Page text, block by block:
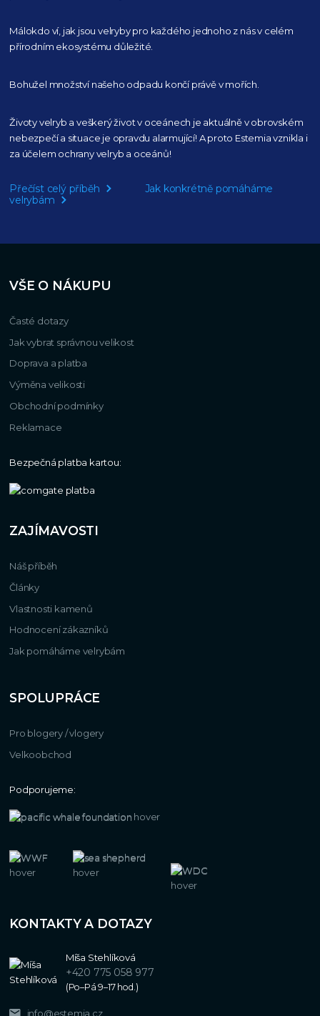
Málokdo ví, jak jsou velryby pro každého jednoho z nás v celém
přírodním ekosystému důležité.
Bohužel množství našeho odpadu končí právě v mořích.
Životy velryb a veškerý život v oceánech je aktuálněv obrovském
nebezpečí a situace je opravdu alarmující! A proto Estemia vznikla i
za účelem ochrany velryb a oceánů!
Přečíst celý příběh
Jak konkrétně pomáháme
velrybám
VŠE O NÁKUPU
Časté dotazy
Jak vybrat správnou velikost
Doprava a platba
Výměna velikosti
Obchodní podmínky
Reklamace
Bezpečná platba kartou:
ZAJÍMAVOSTI
Náš příběh
Články
Vlastnosti kamenů
Hodnocení zákazníků
Jak pomáháme velrybám
SPOLUPRÁCE
Pro blogery / vlogery
Velkoobchod
Podporujeme:
KONTAKTY A DOTAZY
Míša Stehlíková
+420 775 058 977
(Po–Pá 9–17 hod.)
info@estemia.cz